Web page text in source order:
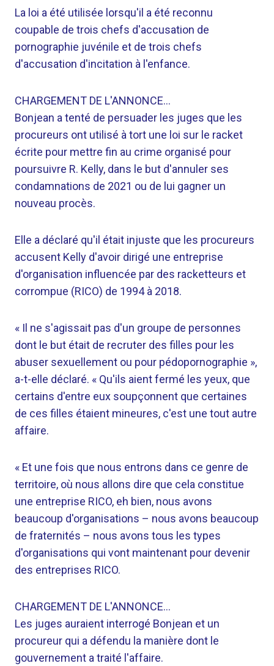
La loi a été utilisée lorsqu'il a été reconnu
coupable de trois chefs d'accusation de
pornographie juvénile et de trois chefs
d'accusation d'incitation à l'enfance.
CHARGEMENT DE L'ANNONCE…
Bonjean a tenté de persuader les juges que les
procureurs ont utilisé à tort une loi sur le racket
écrite pour mettre fin au crime organisé pour
poursuivre R. Kelly, dans le but d'annuler ses
condamnations de 2021 ou de lui gagner un
nouveau procès.
Elle a déclaré qu'il était injuste que les procureurs
accusent Kelly d'avoir dirigé une entreprise
d'organisation influencée par des racketteurs et
corrompue (RICO) de 1994 à 2018.
« Il ne s'agissait pas d'un groupe de personnes
dont le but était de recruter des filles pour les
abuser sexuellement ou pour pédopornographie »,
a-t-elle déclaré. « Qu'ils aient fermé les yeux, que
certains d'entre eux soupçonnent que certaines
de ces filles étaient mineures, c'est une tout autre
affaire.
« Et une fois que nous entrons dans ce genre de
territoire, où nous allons dire que cela constitue
une entreprise RICO, eh bien, nous avons
beaucoup d'organisations – nous avons beaucoup
de fraternités – nous avons tous les types
d'organisations qui vont maintenant pour devenir
des entreprises RICO.
CHARGEMENT DE L'ANNONCE…
Les juges auraient interrogé Bonjean et un
procureur qui a défendu la manière dont le
gouvernement a traité l'affaire.